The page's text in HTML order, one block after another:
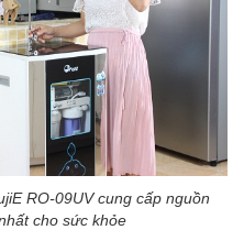
RO-09UV cung cấp nguồn
cho sức khỏe